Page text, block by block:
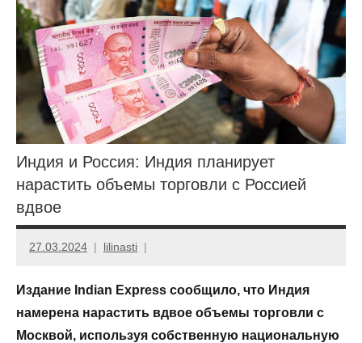
Индия и Россия: Индия планирует
нарастить объемы торговли с Россией
вдвое
27.03.2024 lilinasti
Издание Indian Express сообщило, что Индия
намерена нарастить вдвое объемы торговли с
Москвой, используя собственную национальную